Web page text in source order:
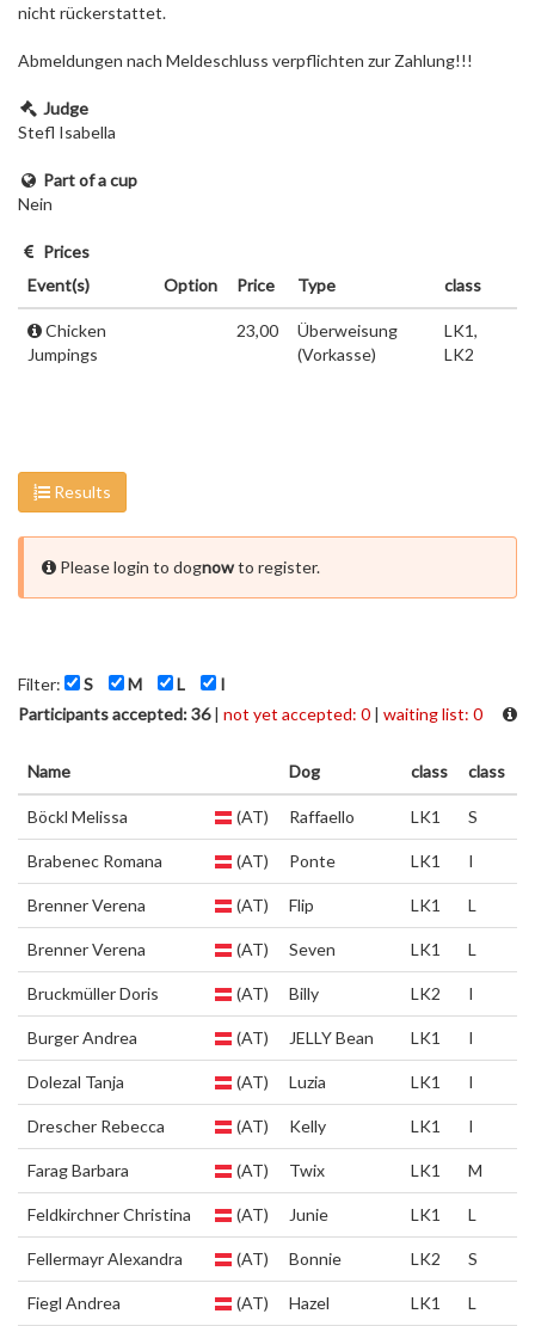
nicht rückerstattet.
Abmeldungen nach Meldeschluss verpflichten zur Zahlung!!!
Judge
Stefl Isabella
Part of a cup
Nein
Prices
Event(s)
Option Price Type class
Chicken
Jumpings
23,00
Überweisung
(Vorkasse)
LK1,
LK2
Results
Please login to dognowto register.
Filter: S M L
I
Participants accepted: 36| not yet accepted: 0 | waiting list: 0
Name Dog class class
Böckl Melissa (AT) Raffaello LK1 S
Brabenec Romana (AT) Ponte LK1 I
Brenner Verena (AT) Flip LK1 L
Brenner Verena (AT) Seven LK1 L
Bruckmüller Doris (AT) Billy LK2 I
Burger Andrea (AT) JELLY Bean LK1 I
Dolezal Tanja (AT) Luzia LK1 I
Drescher Rebecca (AT) Kelly LK1 I
Farag Barbara (AT) Twix LK1 M
Feldkirchner Christina (AT) Junie LK1 L
Fellermayr Alexandra (AT) Bonnie LK2 S
Fiegl Andrea (AT) Hazel LK1 L